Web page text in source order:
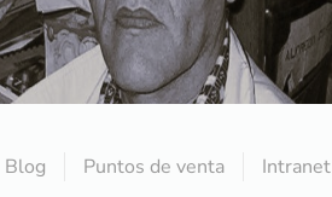
Blog Puntos de venta Intranet